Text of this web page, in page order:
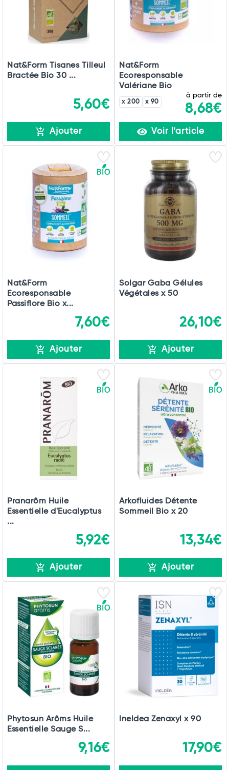
Nat&Form Tisanes Tilleul
Bractée Bio 30 ...
5,60€
Ajouter
Nat&Form
Ecoresponsable
Valériane Bio
x 200 x 90
à partir de
8,68€
Voir l'article
Nat&Form
Ecoresponsable
Passiflore Bio x...
7,60€
Ajouter
Solgar Gaba Gélules
Végétales x 50
26,10€
Ajouter
Pranarôm Huile
Essentielle d'Eucalyptus
...
5,92€
Ajouter
Arkofluides Détente
Sommeil Bio x 20
13,34€
Ajouter
Phytosun Arôms Huile
Essentielle Sauge S...
9,16€
Ineldea Zenaxyl x 90
17,90€